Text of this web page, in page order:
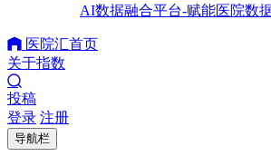
AI数据融合平台-赋能医院数
医院汇首页
关于指数
投稿
登录 注册
导航栏